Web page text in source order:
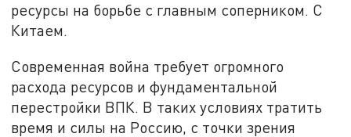
ресурсы на борьбе с главным соперником. С
Китаем.
Современная война требует огромного
расхода ресурсов и фундаментальной
перестройки ВПК. В таких условиях тратить
время и силы на Россию, с точки зрения